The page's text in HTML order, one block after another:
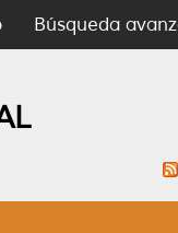
Búsqueda